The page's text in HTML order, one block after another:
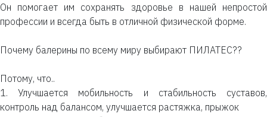
Он помогает им сохранять здоровье в нашей непростой
профессии и всегда быть в отличной физической форме.
Почему балерины по всему миру выбирают ПИЛАТЕС??⠀
Потому, что..
1. Улучшается мобильность и стабильность суставов,
контроль над балансом, улучшается растяжка, прыжок